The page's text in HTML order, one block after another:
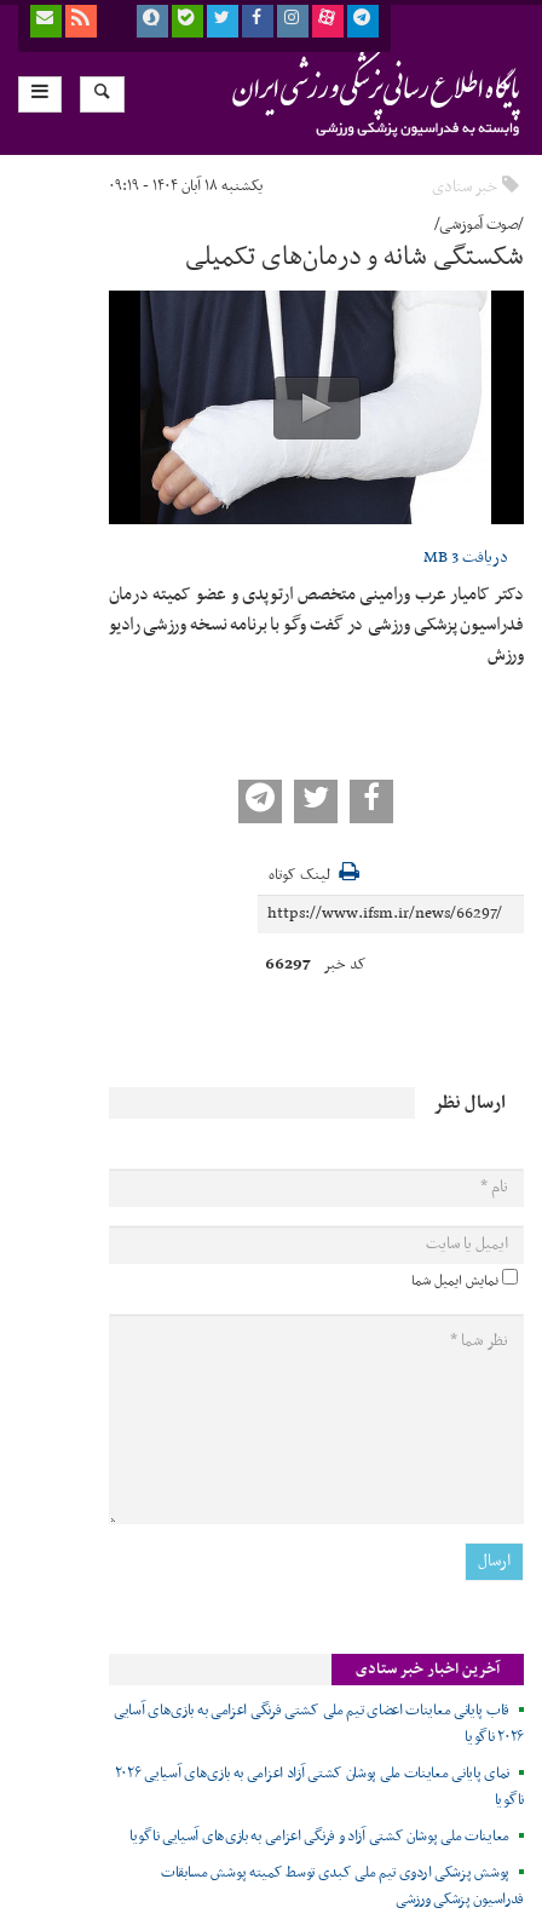
خبر ستادی یکشنبه ۱۸ آبان ۱۴۰۴ - ۰۹:۱۹
/صوت آموزشی/
شکستگی شانه و درمان‌های تکمیلی
دریافت3 MB
دکتر کامیار عرب ورامینی متخصص ارتوپدی و عضو کمیته درمان
فدراسیون پزشکی ورزشی در گفت وگو با برنامه نسخه ورزشی رادیو
ورزش
لینک کوتاه
کد خبر 66297
ارسال نظر
نمایش ایمیل شما
آخرین اخبار خبر ستادی
قاب پایانی معاینات اعضای تیم ملی کشتی فرنگی اعزامی به بازی‌های آسایی
۲۰۲۶ ناگویا
نمای پایانی معاینات ملی پوشان کشتی آزاد اعزامی به بازی‌های آسیایی ۲۰۲۶
ناگویا
معاینات ملی پوشان کشتی آزاد و فرنگی اعزامی به بازی‌های آسیایی ناگویا
پوشش پزشکی اردوی تیم ملی کبدی توسط کمیته پوشش مسابقات
فدراسیون پزشکی ورزشی